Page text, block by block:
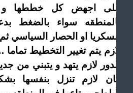
اجهض كل خططها و
سواء بالضغط بدعم
او الحصار السياسي ثم
يتم تغيير التخطيط تماما
لازم يتهد و يتبني من جديد
لازم تنزل بنفسها بشكل